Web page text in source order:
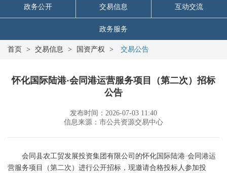
政务公开 交易信息 互动交流
政务服务
首页 > 交易信息 > 国资产权 > 交易公告
怀化国际陆港·会同港运营服务项目（第二次）招标
公告
发布时间：2026-07-03 11:40
信息来源：市公共资源交易中心
会同县农工贸发展投资集团有限公司的怀化国际陆港·会同港运
营服务项目（第二次）进行公开招标，现邀请合格投标人参加投